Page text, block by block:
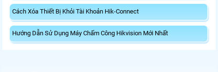
Cách Xóa Thiết Bị Khỏi Tài Khoản Hik-Connect
Hướng Dẫn Sử Dụng Máy Chấm Công Hikvision Mới Nhất